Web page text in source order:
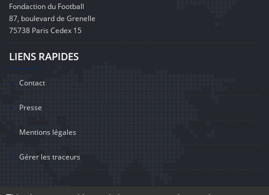
Fondaction du Football
87, boulevard de Grenelle
75738 Paris Cedex 15
LIENS RAPIDES
Contact
Presse
Mentions légales
Gérer les traceurs